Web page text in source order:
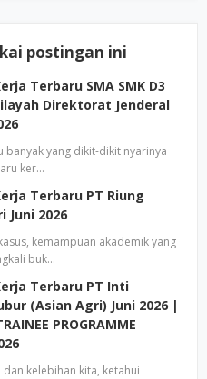
postingan ini
Terbaru SMA SMK D3
Direktorat Jenderal
banyak yang dikit-dikit nyarinya
ker…
Terbaru PT Riung
Juni 2026
kemampuan akademik yang
buk…
Terbaru PT Inti
(Asian Agri) Juni 2026 |
PROGRAMME
kelebihan kita, ketahui